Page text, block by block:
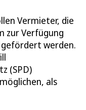
Vermieter, die
zur Verfügung
werden.
(SPD)
als